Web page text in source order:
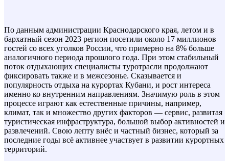
По данным администрации Краснодарского края, летом и в
бархатный сезон 2023 регион посетили около 17 миллионов
гостей со всех уголков России, что примерно на 8% больше
аналогичного периода прошлого года. При этом стабильный
поток отдыхающих специалисты туротрасли продолжают
фиксировать также и в межсезонье. Сказывается и
популярность отдыха на курортах Кубани, и рост интереса
именно ко внутренним направлениям. Значимую роль в этом
процессе играют как естественные причины, например,
климат, так и множество других факторов — сервис, развитая
туристическая инфраструктура, большой выбор активностей и
развлечений. Свою лепту внёс и частный бизнес, который за
последние годы всё активнее участвует в развитии курортных
территорий.